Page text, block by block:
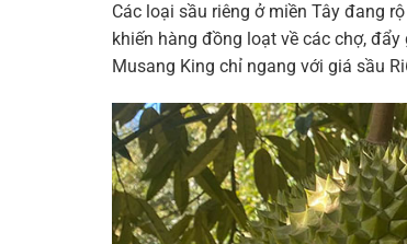
Các loại sầu riêng ở miền Tây đang
khiến hàng đồng loạt về các chợ,
Musang King chỉ ngang với giá sầu